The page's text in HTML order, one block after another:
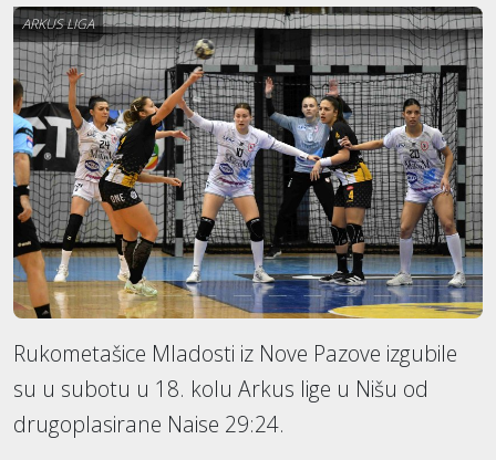
ARKUS LIGA
Rukometašice Mladosti iz Nove Pazove izgubile
su u subotu u 18. kolu Arkus lige u Nišu od
drugoplasirane Naise 29:24.